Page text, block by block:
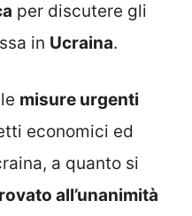
per discutere gli
in Ucraina.
misure urgenti
economici ed
a quanto si
all’unanimità